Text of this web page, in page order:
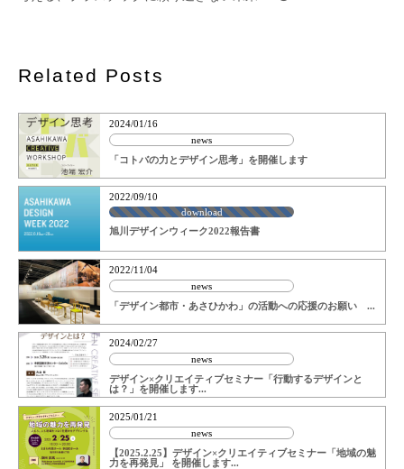
Related Posts
2024/01/16
news
「コトバの力とデザイン思考」を開催します
2022/09/10
download
旭川デザインウィーク2022報告書
2022/11/04
news
「デザイン都市・あさひかわ」の活動への応援のお願い ...
2024/02/27
news
デザイン×クリエイティブセミナー「行動するデザインと
は？」を開催します...
2025/01/21
news
【2025.2.25】デザイン×クリエイティブセミナー「地域の魅
力を再発見」 を開催します...